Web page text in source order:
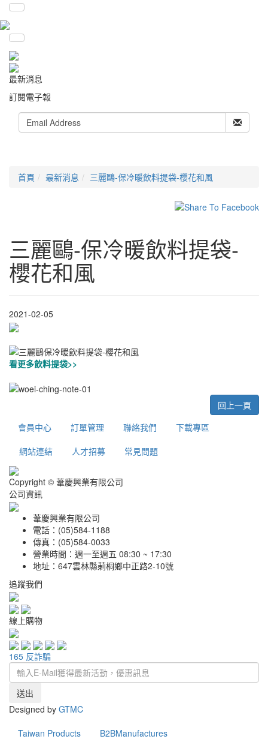
最新消息
訂閱電子報
首頁 最新消息 三麗鷗-保冷暖飲料提袋-櫻花和風
三麗鷗-保冷暖飲料提袋-
櫻花和風
2021-02-05
看更多飲料提袋>>
回上一頁
會員中心
訂單管理 聯絡我們
下載專區
網站連結
人才招募 常見問題
Copyright © 葦慶興業有限公司
公司資訊
葦慶興業有限公司
電話：(05)584-1188
傳真：(05)584-0033
營業時間：週一至週五 08:30 ~ 17:30
地址：647雲林縣莿桐鄉中正路2-10號
追蹤我們
線上購物
165 反詐騙
送出
Designed by GTMC
Taiwan Products
B2BManufactures